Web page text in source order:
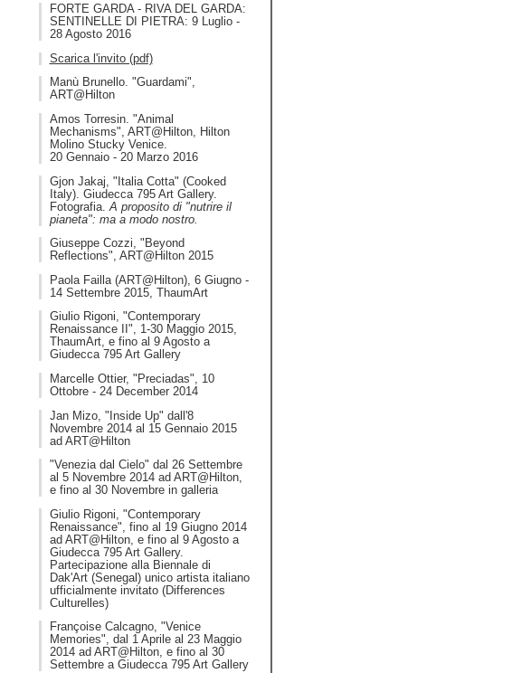
FORTE GARDA - RIVA DEL GARDA:
SENTINELLE DI PIETRA: 9 Luglio -
28 Agosto 2016
Scarica l'invito (pdf)
Manù Brunello. "Guardami",
ART@Hilton
Amos Torresin. "Animal
Mechanisms", ART@Hilton, Hilton
Molino Stucky Venice.
20 Gennaio - 20 Marzo 2016
Gjon Jakaj, "Italia Cotta" (Cooked
Italy). Giudecca 795 Art Gallery.
Fotografia. A proposito di "nutrire il
pianeta": ma a modo nostro.
Giuseppe Cozzi, "Beyond
Reflections", ART@Hilton 2015
Paola Failla (ART@Hilton), 6 Giugno -
14 Settembre 2015, ThaumArt
Giulio Rigoni, "Contemporary
Renaissance II", 1-30 Maggio 2015,
ThaumArt, e fino al 9 Agosto a
Giudecca 795 Art Gallery
Marcelle Ottier, "Preciadas", 10
Ottobre - 24 December 2014
Jan Mizo, "Inside Up" dall'8
Novembre 2014 al 15 Gennaio 2015
ad ART@Hilton
"Venezia dal Cielo" dal 26 Settembre
al 5 Novembre 2014 ad ART@Hilton,
e fino al 30 Novembre in galleria
Giulio Rigoni, "Contemporary
Renaissance", fino al 19 Giugno 2014
ad ART@Hilton, e fino al 9 Agosto a
Giudecca 795 Art Gallery.
Partecipazione alla Biennale di
Dak'Art (Senegal) unico artista italiano
ufficialmente invitato (Differences
Culturelles)
Françoise Calcagno, "Venice
Memories", dal 1 Aprile al 23 Maggio
2014 ad ART@Hilton, e fino al 30
Settembre a Giudecca 795 Art Gallery